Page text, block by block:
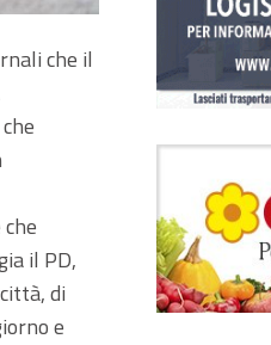
che il
il PD,
di
e